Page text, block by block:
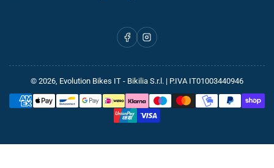
FacebookInstagram
© 2026, Evolution Bikes IT - Bikilia S.r.l. | P.IVA IT01003440946
Metodi
di
pagamento